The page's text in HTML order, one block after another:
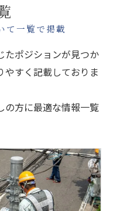
て一覧で掲載
たポジションが見つか
やすく記載しておりま
の方に最適な情報一覧